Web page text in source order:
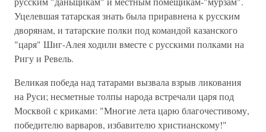
Уцелевшая татарская знать была приравнена к русским
дворянам, и татарские полки под командой казанского
"царя" Шиг-Алея ходили вместе с русскими полками на
Ригу и Ревель.
Великая победа над татарами вызвала взрыв ликования
на Руси; несметные толпы народа встречали царя под
Москвой с криками: "Многие лета царю благочестивому,
победителю варваров, избавителю христианскому!"